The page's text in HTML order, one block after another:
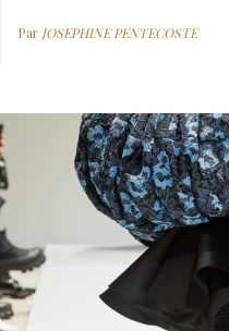
Par JOSEPHINE PENTECOSTE